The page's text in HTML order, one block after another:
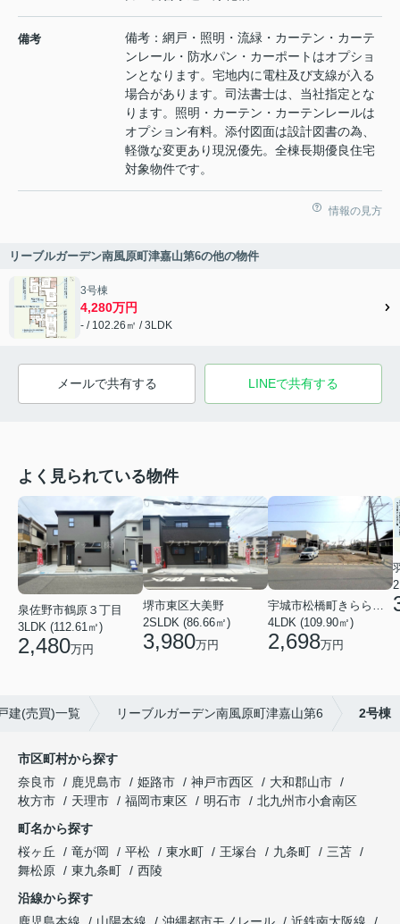
備考
備考：網戸・照明・流緑・カーテン・カーテ
ンレール・防水パン・カーポートはオプショ
ンとなります。宅地内に電柱及び支線が入る
場合があります。司法書士は、当社指定とな
ります。照明・カーテン・カーテンレールは
オプション有料。添付図面は設計図書の為、
軽微な変更あり現況優先。全棟長期優良住宅
対象物件です。
情報の見方
リーブルガーデン南風原町津嘉山第6の他の物件
3号棟
4,280万円
- / 102.26㎡ / 3LDK
メールで共有する LINEで共有する
よく見られている物件
泉佐野市鶴原３丁目
3LDK (112.61㎡)
2,480万円
堺市東区大美野
2SLDK (86.66㎡)
3,980万円
宇城市松橋町きらら３丁目
4LDK (109.90㎡)
2,698万円
建(売買)一覧 リーブルガーデン南風原町津嘉山第6 2号棟
市区町村から探す
奈良市
鹿児島市 姫路市 神戸市西区
大和郡山市
枚方市
天理市 福岡市東区 明石市
北九州市小倉南区
町名から探す
桜ヶ丘
竜が岡 平松 東水町 王塚台 九条町
三苫
舞松原
東九条町
西陵
沿線から探す